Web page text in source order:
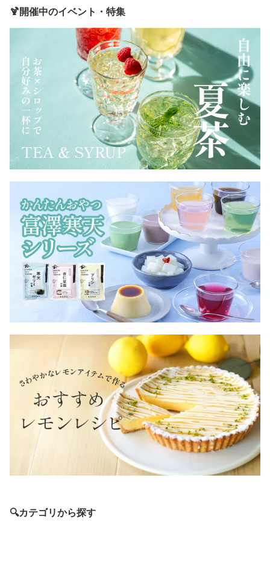
🍹開催中のイベント・特集
🔍カテゴリから探す